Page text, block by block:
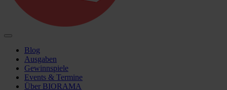
Blog
Ausgaben
Gewinnspiele
Events & Termine
Über BIORAMA